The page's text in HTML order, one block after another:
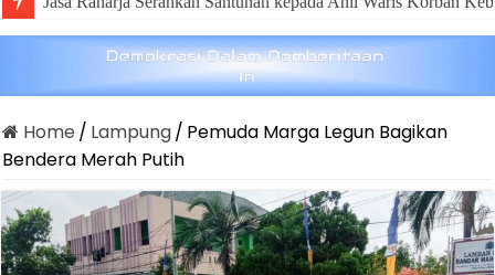
Home / Lampung/ Pemuda Marga Legun Bagikan
Bendera Merah Putih